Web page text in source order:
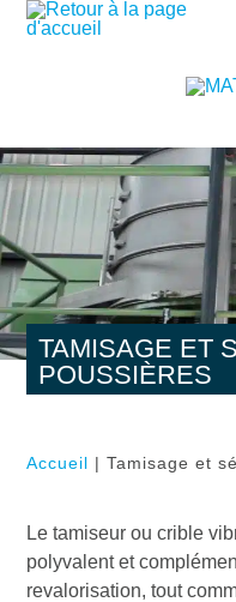
TAMISAGE ET
POUSSIÈRES
Accueil |Tamisage et
Le tamiseur ou crible
polyvalent et
revalorisation, tout